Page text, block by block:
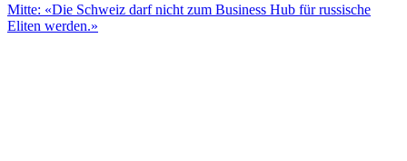
Mitte: «Die Schweiz darf nicht zum Business Hub für russische
Eliten werden.»